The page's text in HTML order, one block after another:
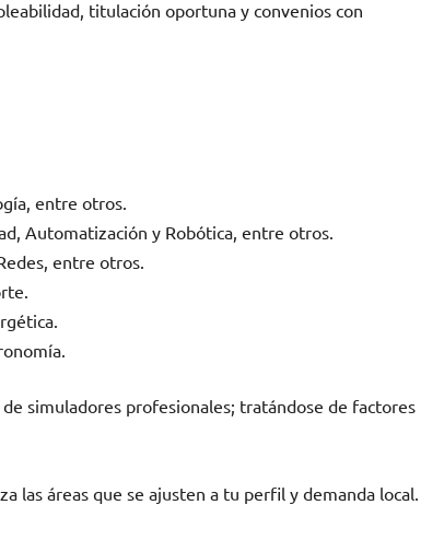
titulación oportuna y convenios con
entre otros.
Automatización y Robótica, entre otros.
entre otros.
simuladores profesionales; tratándose de factores
las áreas que se ajusten a tu perfil y demanda local.